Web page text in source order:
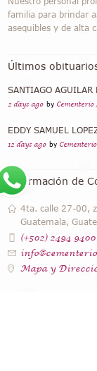
familia para brindar
asequibles y de alta
Últimos
SANTIAGO AGUILAR
2 days ago by Cementerio
EDDY SAMUEL
12 days ago by
Información de
4ta. calle 27-00,
Guatemala,
(+502) 2494 9400
Mapa y